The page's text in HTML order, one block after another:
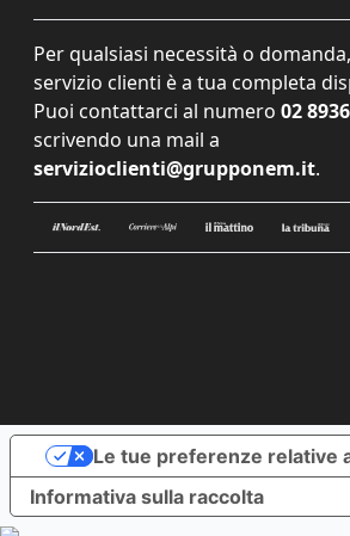
Per qualsiasi necessità o
servizio clienti è a tua completa
Puoi contattarci al numero 02
scrivendo una mail a
servizioclienti@grupponem.it.
Informativa sulla raccolta
Le tue preferenze relative